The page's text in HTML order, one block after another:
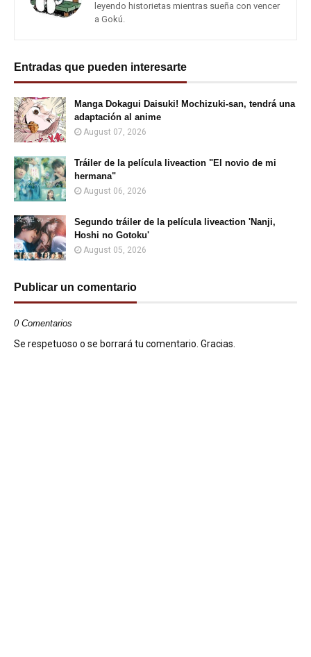
leyendo historietas mientras sueña con vencer
a Gokú.
Entradas que pueden interesarte
Manga Dokagui Daisuki! Mochizuki-san, tendrá una
adaptación al anime
August 07, 2026
Tráiler de la película liveaction "El novio de mi
hermana"
August 06, 2026
Segundo tráiler de la película liveaction 'Nanji,
Hoshi no Gotoku'
August 05, 2026
Publicar un comentario
0 Comentarios
Se respetuoso o se borrará tu comentario. Gracias.